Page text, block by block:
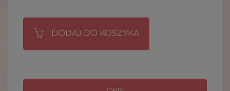
DODAJ DO KOSZYKA